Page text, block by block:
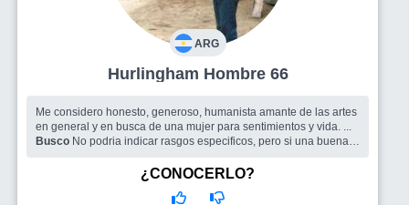
ARG
Hurlingham Hombre 66
Me considero honesto, generoso, humanista amante de las artes
en general y en busca de una mujer para sentimientos y vida. ...
Busco No podria indicar rasgos especificos, pero si una buena y
¿CONOCERLO?